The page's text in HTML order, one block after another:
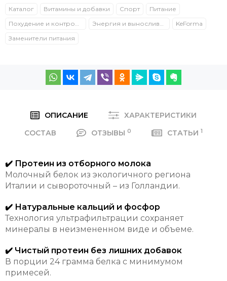
Каталог Витамины и добавки Спорт
Питание
Похудение и контроль веса
Энергия и выносливость
KeForma
Заменители питания
ОПИСАНИЕ
ХАРАКТЕРИСТИКИ
СОСТАВ
ОТЗЫВЫ 0 СТАТЬИ 1
✔️ Протеин из отборного молока
Молочный белок из экологичного региона
Италии и сывороточный – из Голландии.
✔️ Натуральные кальций и фосфор
Технология ультрафильтрации сохраняет
минералы в неизмененном виде и объеме.
✔️ Чистый протеин без лишних добавок
В порции 24 грамма белка с минимумом
примесей.